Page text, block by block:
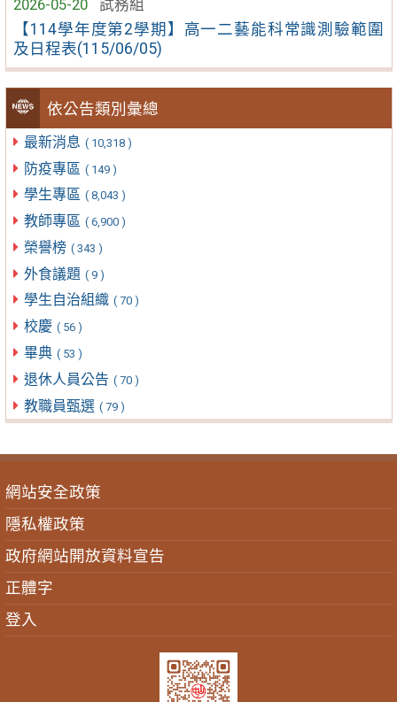
2026-05-20
試務組
【114學年度第2學期】高一二藝能科常識測驗範圍
及日程表(115/06/05)
依公告類別彙總
最新消息 ( 10,318 )
防疫專區 ( 149 )
學生專區 ( 8,043 )
教師專區 ( 6,900 )
榮譽榜 ( 343 )
外食議題 ( 9 )
學生自治組織 ( 70 )
校慶 ( 56 )
畢典 ( 53 )
退休人員公告 ( 70 )
教職員甄選 ( 79 )
網站安全政策
隱私權政策
政府網站開放資料宣告
正體字
登入